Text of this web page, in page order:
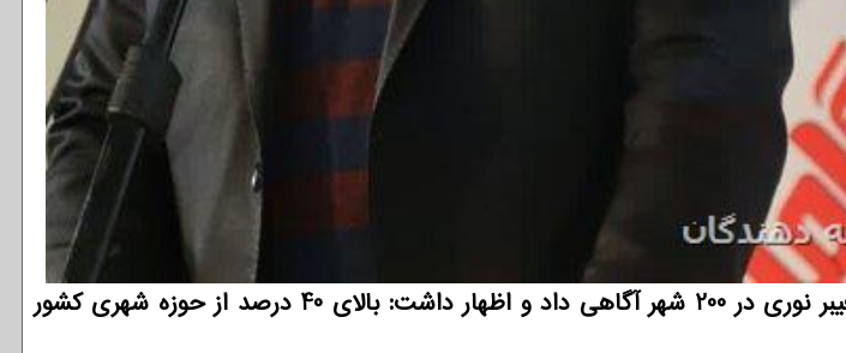
به گزارش توسعه دهندگان، وزیر ارتباطات و فناوری اطلاعات از اتمام پروژه فیبر نوری در 200 شهر آگاهی داد و اظهار داشت: بالای 40 درصد از حوزه شهری کشور